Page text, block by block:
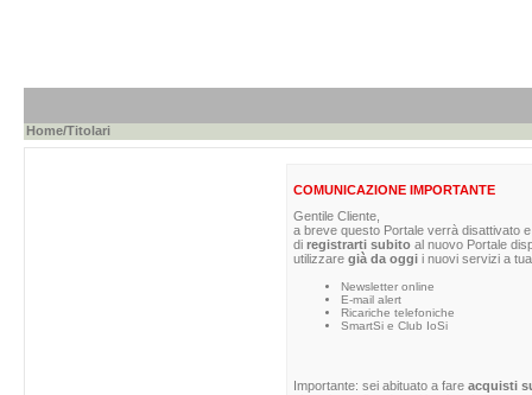
Home/Titolari
COMUNICAZIONE IMPORTANTE
Gentile Cliente,
a breve questo Portale verrà disattivato
diregistrarti subitoal nuovo Portale
utilizzare già da oggii nuovi servizi a
Newsletter online
E-mail alert
Ricariche telefoniche
SmartSi e Club IoSi
Importante: sei abituato a fare acquisti